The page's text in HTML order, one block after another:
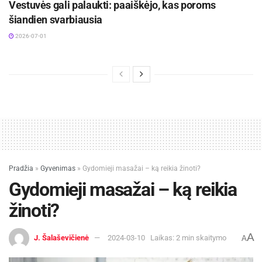
Vestuvės gali palaukti: paaiškėjo, kas poroms
šiandien svarbiausia
2026-07-01
Pradžia » Gyvenimas » Gydomieji masažai – ką reikia žinoti?
Gydomieji masažai – ką reikia
žinoti?
J. Šalaševičienė 2024-03-10 Laikas: 2 min skaitymo AA